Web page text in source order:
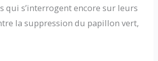
qui s’interrogent encore sur leurs
la suppression du papillon vert,